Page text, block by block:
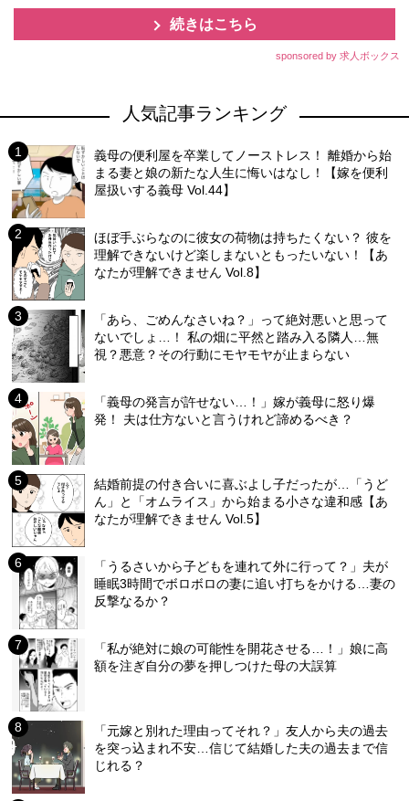
続きはこちら
sponsored by 求人ボックス
人気記事ランキング
義母の便利屋を卒業してノーストレス！ 離婚から始
まる妻と娘の新たな人生に悔いはなし！【嫁を便利
屋扱いする義母 Vol.44】
ほぼ手ぶらなのに彼女の荷物は持ちたくない？ 彼を
理解できないけど楽しまないともったいない！【あ
なたが理解できません Vol.8】
「あら、ごめんなさいね？」って絶対悪いと思って
ないでしょ…！ 私の畑に平然と踏み入る隣人…無
視？悪意？その行動にモヤモヤが止まらない
「義母の発言が許せない…！」嫁が義母に怒り爆
発！ 夫は仕方ないと言うけれど諦めるべき？
結婚前提の付き合いに喜ぶよし子だったが…「うど
ん」と「オムライス」から始まる小さな違和感【あ
なたが理解できません Vol.5】
「うるさいから子どもを連れて外に行って？」夫が
睡眠3時間でボロボロの妻に追い打ちをかける…妻の
反撃なるか？
「私が絶対に娘の可能性を開花させる…！」娘に高
額を注ぎ自分の夢を押しつけた母の大誤算
「元嫁と別れた理由ってそれ？」友人から夫の過去
を突っ込まれ不安…信じて結婚した夫の過去まで信
じれる？